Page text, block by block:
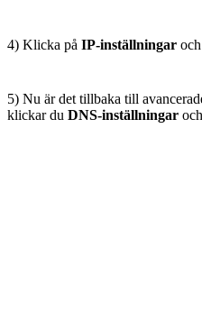
4) Klicka på IP-inställningar
5) Nu är det tillbaka till
klickar du DNS-inställningar